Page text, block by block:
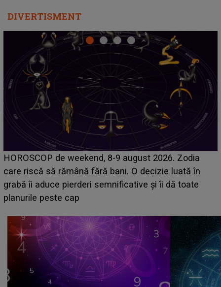
DIVERTISMENT
Emanuel a ținut ACEST DETALIU ASCUNS până
acum! În fața Alexandrei, concurentul din Casa Iubirii
face o MĂRTURISIRE NEAȘTEPTATĂ despre mama
sa: "I-am spus și ei în față, eu nu te iubesc pentru